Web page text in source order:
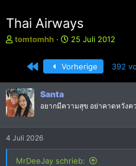
Thai Airways
E
e
l
l
e
tomtomhh
E
s
t
e
l
25 Juli 2012
Erste Vorherige 392
Santa
อยากมีความสุข อย่าคาดหวัง
4 Juli 2026
MrDeeJay schrieb: